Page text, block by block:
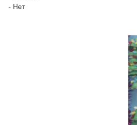
- Нет